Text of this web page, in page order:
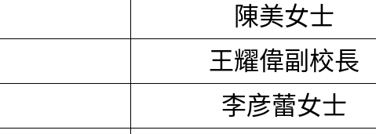
陳美女士
王耀偉副校長
李彦蕾女士